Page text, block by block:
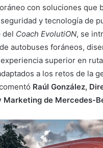
con soluciones que
y tecnología de
del Coach EvolutiON, se
autobuses foráneos,
superior en
a los retos de la
Raúl González,
Marketing de Mercedes-